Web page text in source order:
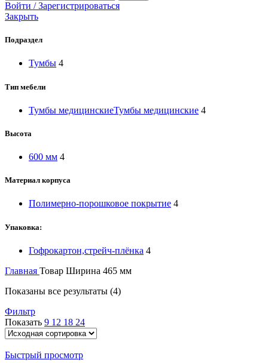
Войти / Зарегистрироваться
Закрыть
Подраздел
Тумбы 4
Тип мебели
Тумбы медицинскиеТумбы медицинские 4
Высота
600 мм 4
Материал корпуса
Полимерно-порошковое покрытие 4
Упаковка:
Гофрокартон,стрейч-плёнка 4
Главная Товар Ширина 465 мм
Показаны все результаты (4)
Фильтр
Показать 9 12 18 24
Быстрый просмотр